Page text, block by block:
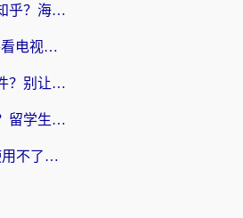
国外可以看央视影音吗知乎？海外党亲测有效的回国加速方案
海外党必看：选对“海外看电视剧软件”，再也不用愁国内剧刷不了
国外如何听国内音乐软件？别让地域限制，断了你的中文歌单
海外哪里能看奥运直播？留学生&海外华人必看的体育赛事观赛终极指南
12123交管在国外怎么使用不了？海外华人必看的无缝访问国内资源指南